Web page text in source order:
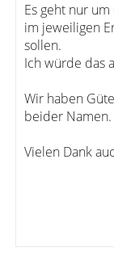
Es geht nur
im jeweiligen
sollen.
Ich würde das
Wir haben
beider Namen.
Vielen Dank